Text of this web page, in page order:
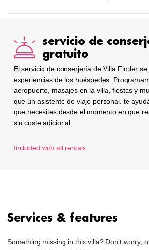
servicio de
gratuito
El servicio de conserjería de Villa Finder
experiencias de los huéspedes.
aeropuerto, masajes en la villa, fiestas y
que un asistente de viaje personal, te
que necesites desde el momento en que
sin coste adicional.
Included with all rentals
Services & features
Something missing in this villa? Don't worry,